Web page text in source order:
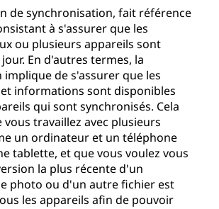
de synchronisation, fait référence
à s'assurer que les
ou plusieurs appareils sont
En d'autres termes, la
de s'assurer que les
informations sont disponibles
qui sont synchronisés. Cela
travaillez avec plusieurs
un ordinateur et un téléphone
tablette, et que vous voulez vous
la plus récente d'un
photo ou d'un autre fichier est
les appareils afin de pouvoir